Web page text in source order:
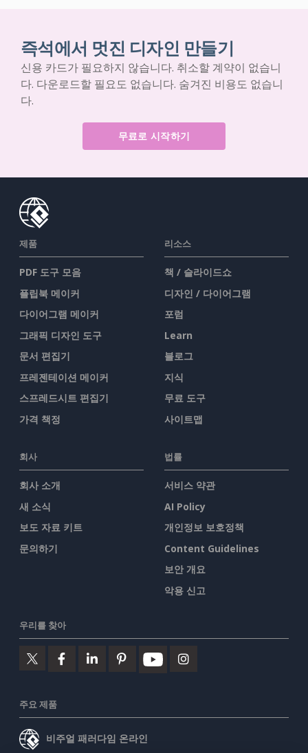
즉석에서 멋진 디자인 만들기
신용 카드가 필요하지 않습니다. 취소할 계약이 없습니
다. 다운로드할 필요도 없습니다. 숨겨진 비용도 없습니
다.
무료로 시작하기
제품
PDF 도구 모음
플립북 메이커
다이어그램 메이커
그래픽 디자인 도구
문서 편집기
프레젠테이션 메이커
스프레드시트 편집기
가격 책정
리소스
책 / 슬라이드쇼
디자인 / 다이어그램
포럼
Learn
블로그
지식
무료 도구
사이트맵
회사
회사 소개
새 소식
보도 자료 키트
문의하기
법률
서비스 약관
AI Policy
개인정보 보호정책
Content Guidelines
보안 개요
악용 신고
우리를 찾아
주요 제품
비주얼 패러다임 온라인